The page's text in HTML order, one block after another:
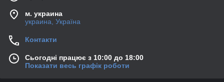
м. украина
украина, Україна
Контакти
Сьогодні працює з 10:00 до 18:00
Показати весь графік роботи